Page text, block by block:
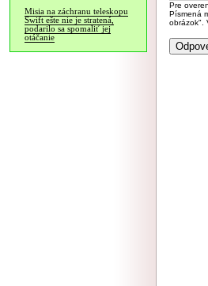
Misia na záchranu teleskopu
Swift ešte nie je stratená,
podarilo sa spomaliť jej
otáčanie
Pre
Písmená
obrázok".